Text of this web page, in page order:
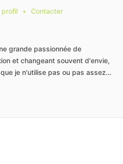
profil • Contacter
grande passionnée de
et changeant souvent d'envie,
que je n'utilise pas ou pas assez…